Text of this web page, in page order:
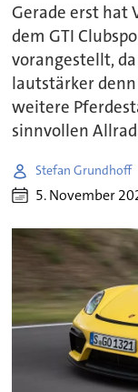
Gerade erst hat
dem GTI
vorangestellt,
lautstärker
weitere
sinnvollen
Stefan Grundhoff
5. November